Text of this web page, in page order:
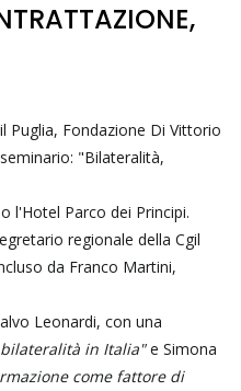
Puglia, Fondazione Di Vittorio
"Bilateralità,
l'Hotel Parco dei Principi.
regionale della Cgil
da Franco Martini,
Leonardi, con una
in Italia"e Simona
come fattore di